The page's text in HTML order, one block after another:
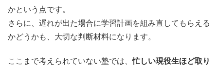
かという点です。
さらに、遅れが出た場合に学習計画を組み直してもらえる
かどうかも、大切な判断材料になります。
ここまで考えられていない塾では、忙しい現役生ほど取り